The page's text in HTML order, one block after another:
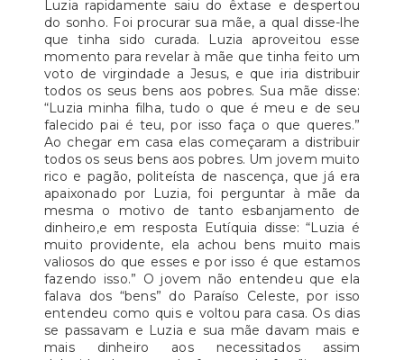
Luzia rapidamente saiu do êxtase e despertou
do sonho. Foi procurar sua mãe, a qual disse-lhe
que tinha sido curada. Luzia aproveitou esse
momento para revelar à mãe que tinha feito um
voto de virgindade a Jesus, e que iria distribuir
todos os seus bens aos pobres. Sua mãe disse:
“Luzia minha filha, tudo o que é meu e de seu
falecido pai é teu, por isso faça o que queres.”
Ao chegar em casa elas começaram a distribuir
todos os seus bens aos pobres. Um jovem muito
rico e pagão, politeísta de nascença, que já era
apaixonado por Luzia, foi perguntar à mãe da
mesma o motivo de tanto esbanjamento de
dinheiro,e em resposta Eutíquia disse: “Luzia é
muito providente, ela achou bens muito mais
valiosos do que esses e por isso é que estamos
fazendo isso.” O jovem não entendeu que ela
falava dos “bens” do Paraíso Celeste, por isso
entendeu como quis e voltou para casa. Os dias
se passavam e Luzia e sua mãe davam mais e
mais dinheiro aos necessitados assim